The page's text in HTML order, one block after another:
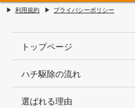
利用規約 プライバシーポリシー
トップページ
ハチ駆除の流れ
選ばれる理由